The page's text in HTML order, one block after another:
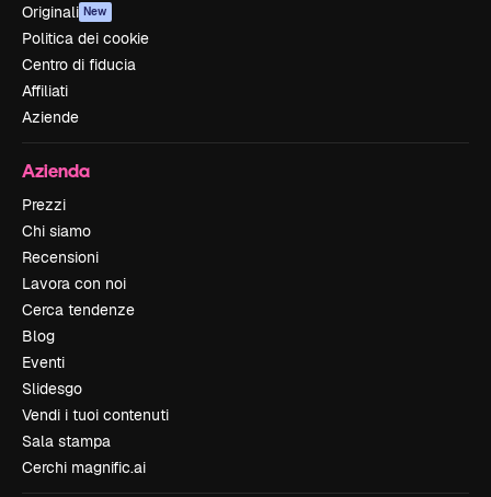
Originali New
Politica dei cookie
Centro di fiducia
Affiliati
Aziende
Azienda
Prezzi
Chi siamo
Recensioni
Lavora con noi
Cerca tendenze
Blog
Eventi
Slidesgo
Vendi i tuoi contenuti
Sala stampa
Cerchi magnific.ai